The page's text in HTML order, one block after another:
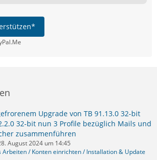
Upgrade von TB 91.13.0 32-bit
32-bit nun 3 Profile bezüglich Mails und
zusammenführen
August 2024 um 14:45
Arbeiten / Konten einrichten / Installation & Update